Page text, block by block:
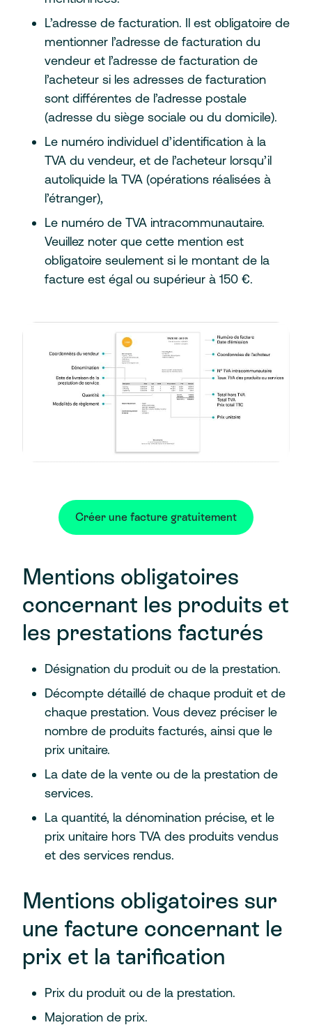
L’adresse de facturation. Il est obligatoire de
mentionner l’adresse de facturation du
vendeur et l’adresse de facturation de
l’acheteur si les adresses de facturation
sont différentes de l’adresse postale
(adresse du siège sociale ou du domicile).
Le numéro individuel d’identification à la
TVA du vendeur, et de l’acheteur lorsqu’il
autoliquide la TVA (opérations réalisées à
l’étranger),
Le numéro de TVA intracommunautaire.
Veuillez noter que cette mention est
obligatoire seulement si le montant de la
facture est égal ou supérieur à 150 €.
Créer une facture gratuitement
Mentions obligatoires
concernant les produits et
les prestations facturés
Désignation du produit ou de la prestation.
Décompte détaillé de chaque produit et de
chaque prestation. Vous devez préciser le
nombre de produits facturés, ainsi que le
prix unitaire.
La date de la vente ou de la prestation de
services.
La quantité, la dénomination précise, et le
prix unitaire hors TVA des produits vendus
et des services rendus.
Mentions obligatoires sur
une facture concernant le
prix et la tarification
Prix du produit ou de la prestation.
Majoration de prix.